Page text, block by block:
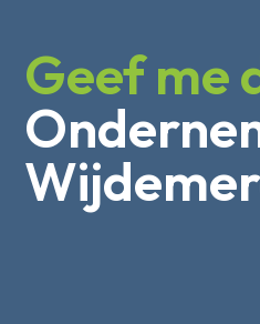
Geef me